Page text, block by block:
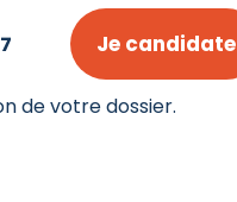
Je candidate
de votre dossier.